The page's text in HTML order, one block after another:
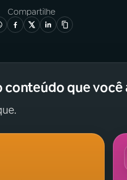
Compartilhe
conteúdo que você